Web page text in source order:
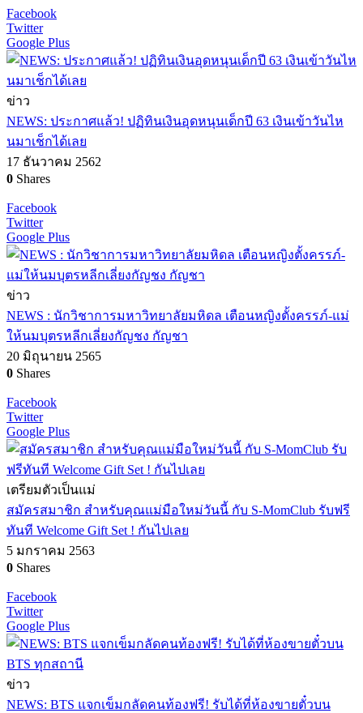
Facebook
Twitter
Google Plus
ข่าว
NEWS: ประกาศแล้ว! ปฏิทินเงินอุดหนุนเด็กปี 63 เงินเข้าวันไห
นมาเช็กได้เลย
17 ธันวาคม 2562
0 Shares
Facebook
Twitter
Google Plus
ข่าว
NEWS : นักวิชาการมหาวิทยาลัยมหิดล เตือนหญิงตั้งครรภ์-แม่
ให้นมบุตรหลีกเลี่ยงกัญชง กัญชา
20 มิถุนายน 2565
0 Shares
Facebook
Twitter
Google Plus
เตรียมตัวเป็นแม่
สมัครสมาชิก สำหรับคุณแม่มือใหม่วันนี้ กับ S-MomClub รับฟรี
ทันที Welcome Gift Set ! กันไปเลย
5 มกราคม 2563
0 Shares
Facebook
Twitter
Google Plus
ข่าว
NEWS: BTS แจกเข็มกลัดคนท้องฟรี! รับได้ที่ห้องขายตั๋วบน